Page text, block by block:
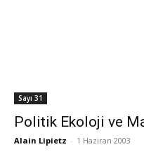
Sayı 31
Politik Ekoloji ve
Alain Lipietz - 1 Haziran 2003